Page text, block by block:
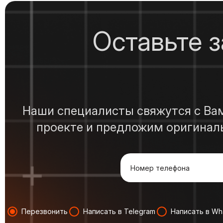
Оставьте
Наши специалисты свяжутся с
проекте и предложим
Перезвонить Написать в Telegram Написать в